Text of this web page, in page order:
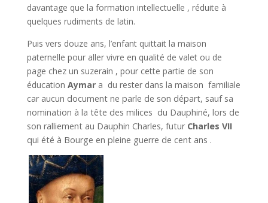
davantage que la formation intellectuelle , réduite à
quelques rudiments de latin.
Puis vers douze ans, l’enfant quittait la maison
paternelle pour aller vivre en qualité de valet ou de
page chez un suzerain , pour cette partie de son
éducation Aymara du rester dans la maison familiale
car aucun document ne parle de son départ, sauf sa
nomination à la tête des milices du Dauphiné, lors de
son ralliement au Dauphin Charles, futur Charles VII
qui été à Bourge en pleine guerre de cent ans .